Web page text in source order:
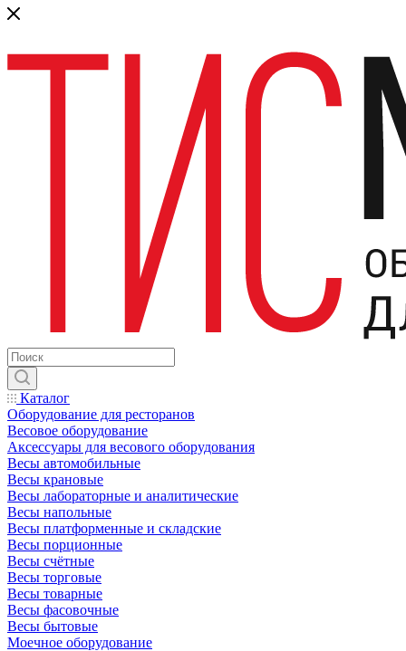
Каталог
Оборудование для ресторанов
Весовое оборудование
Аксессуары для весового оборудования
Весы автомобильные
Весы крановые
Весы лабораторные и аналитические
Весы напольные
Весы платформенные и складские
Весы порционные
Весы счётные
Весы торговые
Весы товарные
Весы фасовочные
Весы бытовые
Моечное оборудование